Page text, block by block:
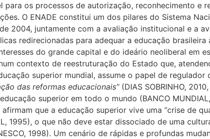
os processos de autorização, reconhecimento e
O ENADE constitui um dos pilares do Sistema
2004, juntamente com a avaliação institucional e a
redirecionadas para adequar a educação brasileira
do grande capital e do ideário neoliberal em
contexto de reestruturação do Estado que,
superior mundial, assume o papel de
das reformas educacionais”(DIAS SOBRINHO,
superior em todo o mundo (BANCO
que a educação superior vive uma “crise de
1995), o que não deve estar dissociado de uma
1998). Um cenário de rápidas e profundas